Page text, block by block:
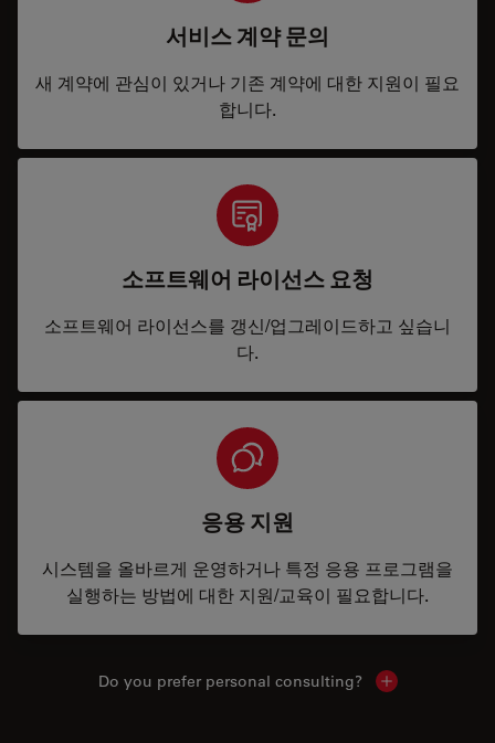
서비스 계약 문의
새 계약에 관심이 있거나 기존 계약에 대한 지원이 필요
합니다.
소프트웨어 라이선스 요청
소프트웨어 라이선스를 갱신/업그레이드하고 싶습니
다.
응용 지원
시스템을 올바르게 운영하거나 특정 응용 프로그램을
실행하는 방법에 대한 지원/교육이 필요합니다.
Do you prefer personal consulting? Show local